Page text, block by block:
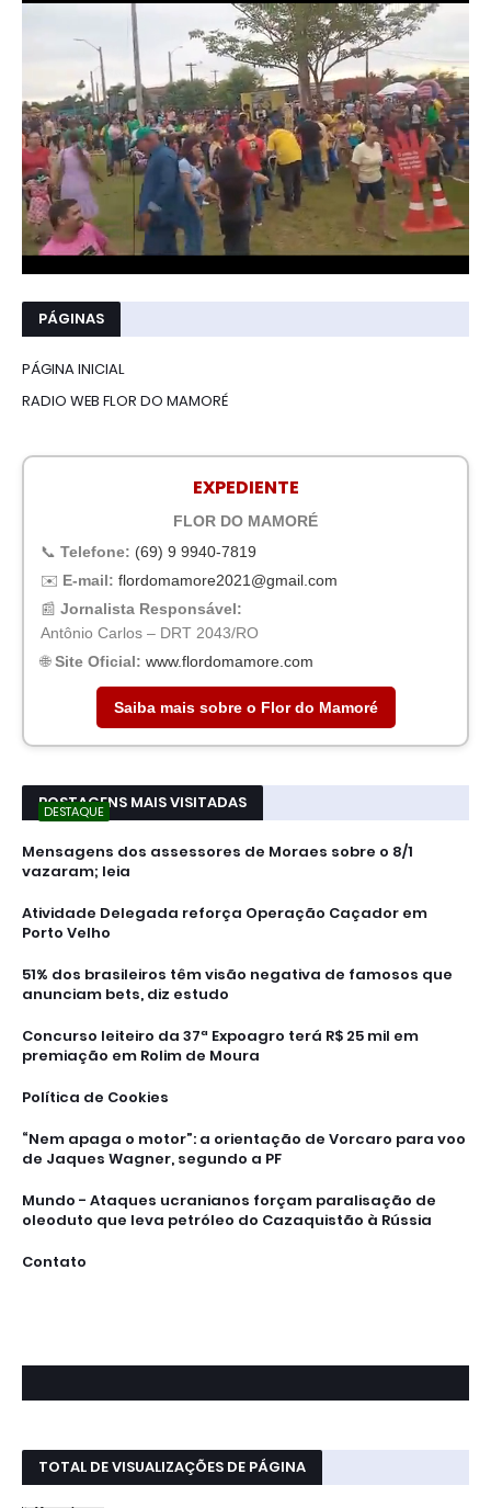
PÁGINAS
PÁGINA INICIAL
RADIO WEB FLOR DO MAMORÉ
EXPEDIENTE
FLOR DO MAMORÉ
📞 Telefone: (69) 9 9940-7819
✉️ E-mail: flordomamore2021@gmail.com
📰 Jornalista Responsável:
Antônio Carlos – DRT 2043/RO
🌐Site Oficial: www.flordomamore.com
Saiba mais sobre o Flor do Mamoré
POSTAGENS MAIS VISITADAS
DESTAQUE
Mensagens dos assessores de Moraes sobre o 8/1
vazaram; leia
Atividade Delegada reforça Operação Caçador em
Porto Velho
51% dos brasileiros têm visão negativa de famosos que
anunciam bets, diz estudo
Concurso leiteiro da 37ª Expoagro terá R$ 25 mil em
premiação em Rolim de Moura
Política de Cookies
“Nem apaga o motor”: a orientação de Vorcaro para voo
de Jaques Wagner, segundo a PF
Mundo - Ataques ucranianos forçam paralisação de
oleoduto que leva petróleo do Cazaquistão à Rússia
Contato
TOTAL DE VISUALIZAÇÕES DE PÁGINA